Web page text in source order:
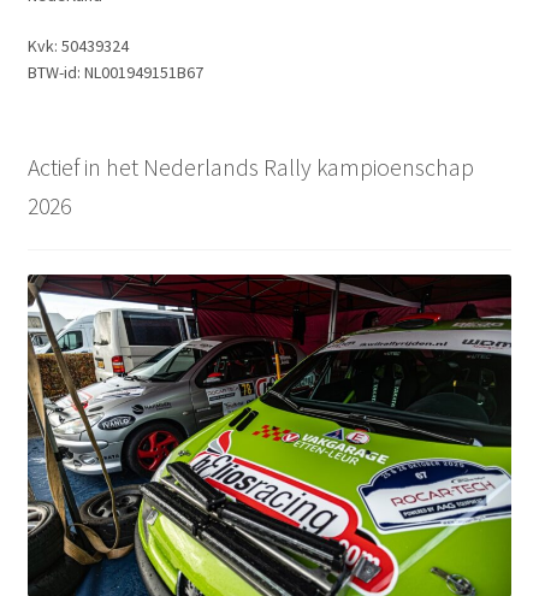
Kvk: 50439324
BTW-id: NL001949151B67
Actief in het Nederlands Rally kampioenschap
2026